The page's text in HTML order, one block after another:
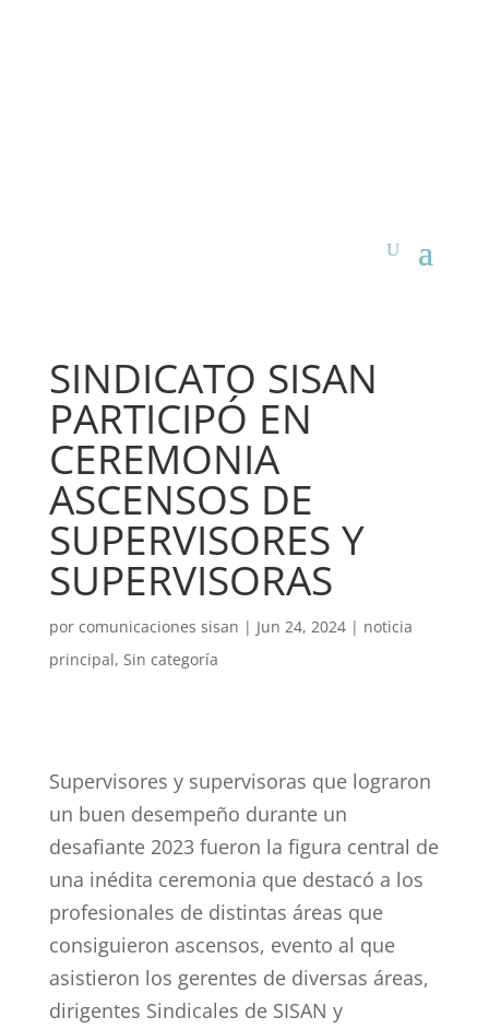
SINDICATO SISAN
PARTICIPÓ EN
CEREMONIA
ASCENSOS DE
SUPERVISORES Y
SUPERVISORAS
por comunicaciones sisan | Jun 24, 2024| noticia
principal, Sin categoría
Supervisores y supervisoras que lograron
un buen desempeño durante un
desafiante 2023 fueron la figura central de
una inédita ceremonia que destacó a los
profesionales de distintas áreas que
consiguieron ascensos, evento al que
asistieron los gerentes de diversas áreas,
dirigentes Sindicales de SISAN y